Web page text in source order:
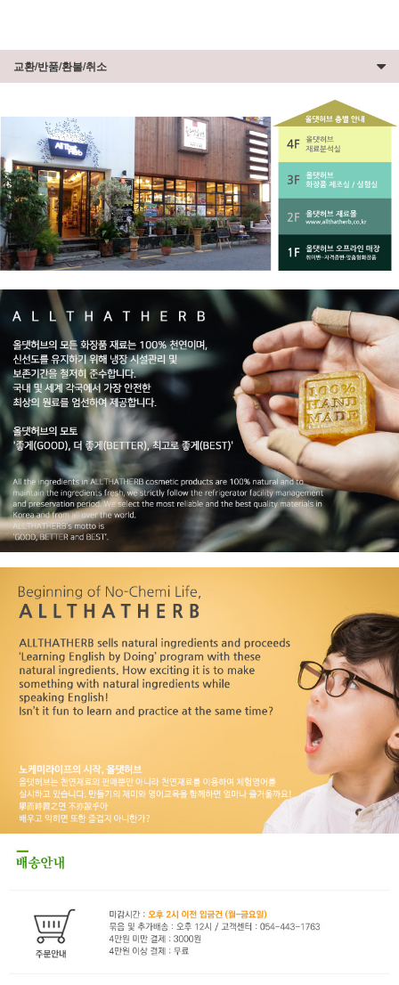
교환/반품/환불/취소